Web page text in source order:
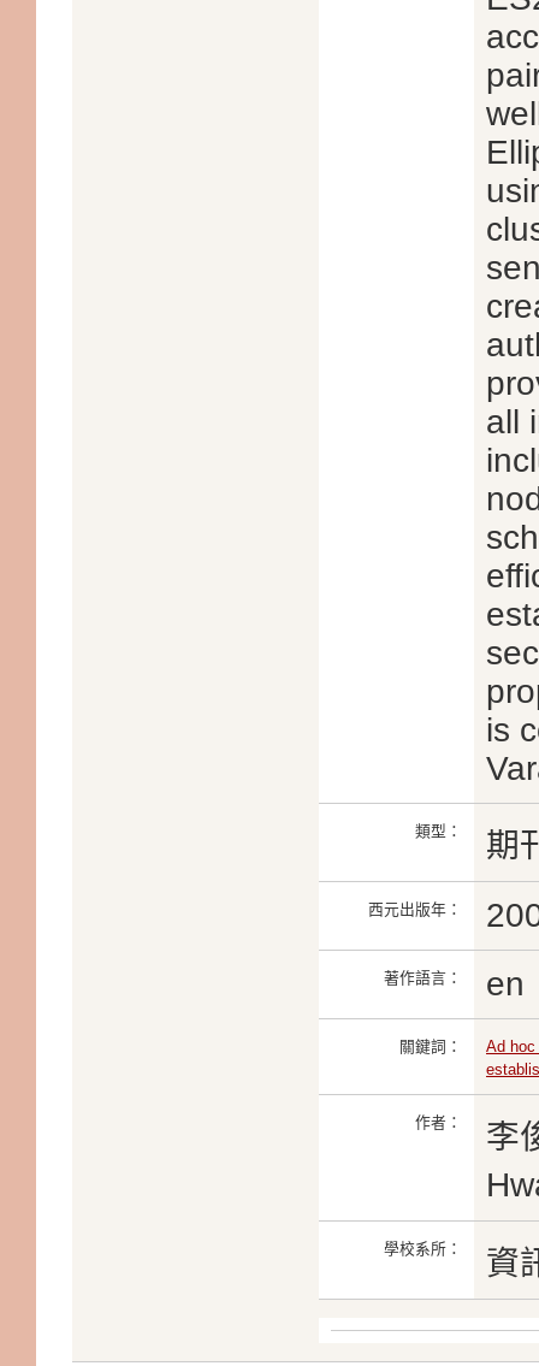
all
is
類型： 期
西元出版年：
著作語言： en
關鍵詞：
Ad hoc
作者：
李
學校系所： 資